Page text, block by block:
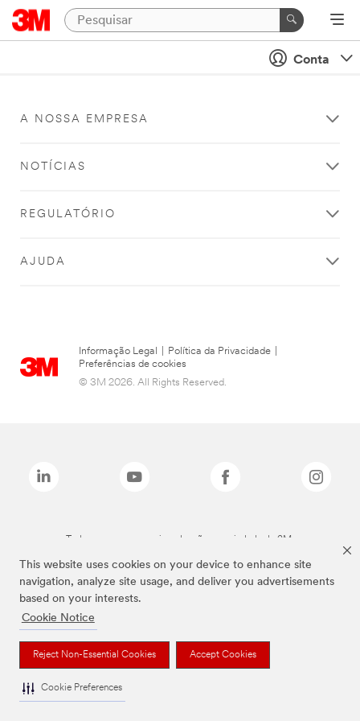
This website uses cookies on your device to enhance site
navigation, analyze site usage, and deliver you advertisements
based on your interests.
Cookie Notice
Reject Non-Essential Cookies Accept Cookies
Cookie Preferences
Conta
A NOSSA EMPRESA
NOTÍCIAS
REGULATÓRIO
AJUDA
Informação Legal Política da Privacidade
Preferências de cookies
© 3M 2026. All Rights Reserved.
Todas as marcas mencionadas são propriedade da 3M.